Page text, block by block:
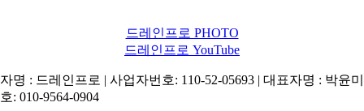
드레인프로 PHOTO
드레인프로 YouTube
명 : 드레인프로 | 사업자번호: 110-52-05693 | 대표자명 : 박윤
: 010-9564-0904